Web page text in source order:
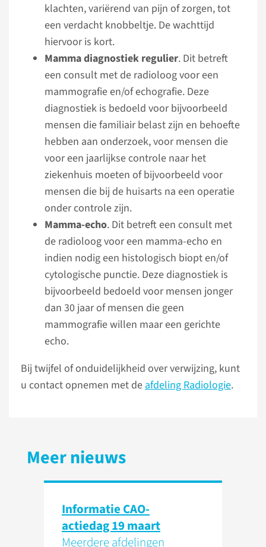
klachten, variërend van pijn of zorgen, tot
een verdacht knobbeltje. De wachttijd
hiervoor is kort.
Mamma diagnostiek regulier. Dit betreft
een consult met de radioloog voor een
mammografie en/of echografie. Deze
diagnostiek is bedoeld voor bijvoorbeeld
mensen die familiair belast zijn en behoefte
hebben aan onderzoek, voor mensen die
voor een jaarlijkse controle naar het
ziekenhuis moeten of bijvoorbeeld voor
mensen die bij de huisarts na een operatie
onder controle zijn.
Mamma-echo. Dit betreft een consult met
de radioloog voor een mamma-echo en
indien nodig een histologisch biopt en/of
cytologische punctie. Deze diagnostiek is
bijvoorbeeld bedoeld voor mensen jonger
dan 30 jaar of mensen die geen
mammografie willen maar een gerichte
echo.
Bij twijfel of onduidelijkheid over verwijzing, kunt
u contact opnemen met deafdeling Radiologie.
Meer nieuws
Informatie CAO-
actiedag 19 maart
Meerdere afdelingen